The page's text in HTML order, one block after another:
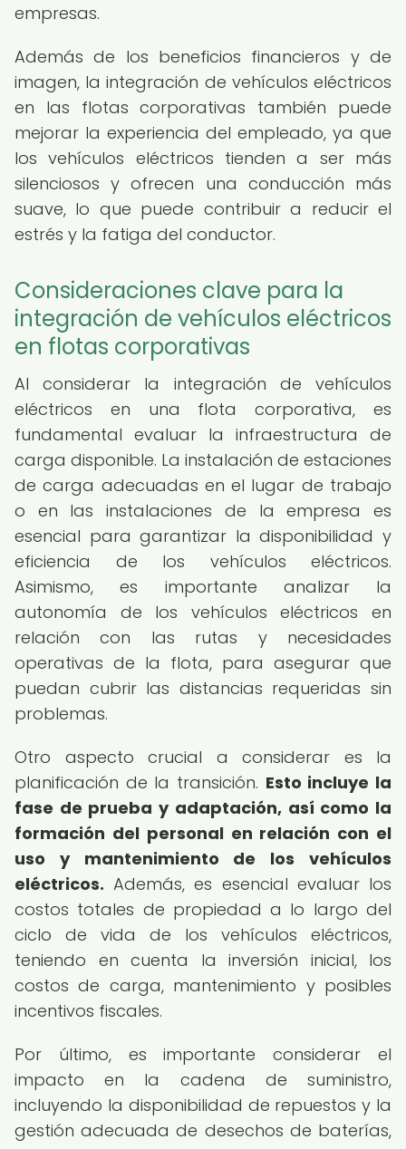
empresas.
Además de los beneficios financieros y de
imagen, la integración de vehículos eléctricos
en las flotas corporativas también puede
mejorar la experiencia del empleado, ya que
los vehículos eléctricos tienden a ser más
silenciosos y ofrecen una conducción más
suave, lo que puede contribuir a reducir el
estrés y la fatiga del conductor.
Consideraciones clave para la
integración de vehículos eléctricos
en flotas corporativas
Al considerar la integración de vehículos
eléctricos en una flota corporativa, es
fundamental evaluar la infraestructura de
carga disponible. La instalación de estaciones
de carga adecuadas en el lugar de trabajo
o en las instalaciones de la empresa es
esencial para garantizar la disponibilidad y
eficiencia de los vehículos eléctricos.
Asimismo, es importante analizar la
autonomía de los vehículos eléctricos en
relación con las rutas y necesidades
operativas de la flota, para asegurar que
puedan cubrir las distancias requeridas sin
problemas.
Otro aspecto crucial a considerar es la
planificación de la transición. Esto incluye la
fase de prueba y adaptación, así como la
formación del personal en relación con el
uso y mantenimiento de los vehículos
eléctricos. Además, es esencial evaluar los
costos totales de propiedad a lo largo del
ciclo de vida de los vehículos eléctricos,
teniendo en cuenta la inversión inicial, los
costos de carga, mantenimiento y posibles
incentivos fiscales.
Por último, es importante considerar el
impacto en la cadena de suministro,
incluyendo la disponibilidad de repuestos y la
gestión adecuada de desechos de baterías,